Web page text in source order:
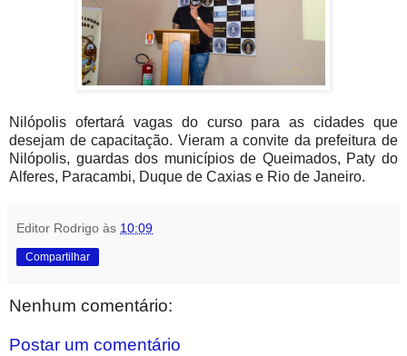
Nilópolis ofertará vagas do curso para as cidades que
desejam de capacitação. Vieram a convite da prefeitura de
Nilópolis, guardas dos municípios de Queimados, Paty do
Alferes, Paracambi, Duque de Caxias e Rio de Janeiro.
Editor Rodrigo às 10:09
Compartilhar
Nenhum comentário:
Postar um comentário